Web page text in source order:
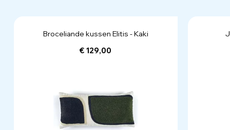
Broceliande kussen Elitis - Kaki
€ 129,00